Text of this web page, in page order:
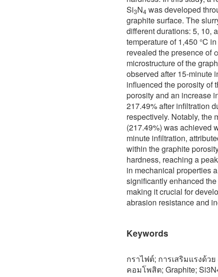
Si3N4 was developed
graphite surface. The
different durations: 5, 10,
temperature of 1,450 °C
revealed the presence of
microstructure of the
observed after 15-minute
influenced the porosity of
porosity and an increase
217.49% after infiltration
respectively. Notably, the
(217.49%) was achieved
minute infiltration,
within the graphite
hardness, reaching a
in mechanical properties
significantly enhanced
making it crucial for
abrasion resistance and
Keywords
กราไฟต์; การเสริมแรงด้ว
คอมโพสิต; Graphite;